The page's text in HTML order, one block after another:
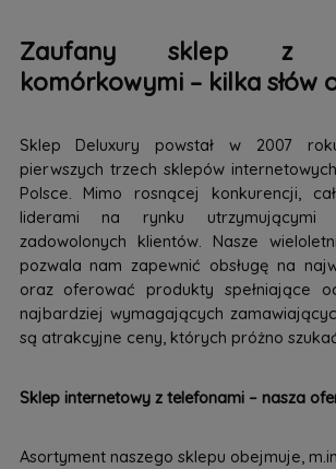
Zaufany sklep z
komórkowymi – kilka słów
Sklep Deluxury powstał w 2007
pierwszych trzech sklepów
Polsce. Mimo rosnącej konkurencji,
liderami na rynku utrzymującymi
zadowolonych klientów. Nasze
pozwala nam zapewnić obsługę na
oraz oferować produkty spełniające
najbardziej wymagających
są atrakcyjne ceny, których próżno
Sklep internetowy z telefonami – nasza
Asortyment naszego sklepu obejmuje,